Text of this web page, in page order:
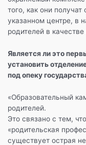
того, как они
указанном центре, в
родителей в
Является ли это
установить
под опеку
«Образовательный
родителей.
Это связано с тем,
«родительская
существует острая